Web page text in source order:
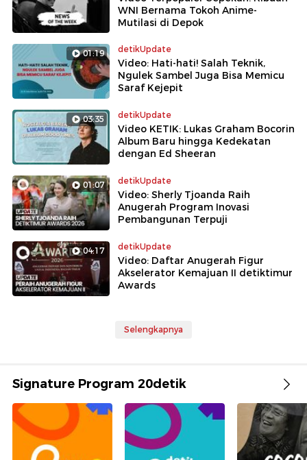
WNI Bernama Tokoh Anime-
Mutilasi di Depok
01:19 detikUpdate
Video: Hati-hati! Salah Teknik,
Ngulek Sambel Juga Bisa Memicu
Saraf Kejepit
03:35 detikUpdate
Video KETIK: Lukas Graham Bocorin
Album Baru hingga Kedekatan
dengan Ed Sheeran
01:07 detikUpdate
Video: Sherly Tjoanda Raih
Anugerah Program Inovasi
Pembangunan Terpuji
04:17 detikUpdate
Video: Daftar Anugerah Figur
Akselerator Kemajuan II detiktimur
Awards
Selengkapnya
Signature Program 20detik